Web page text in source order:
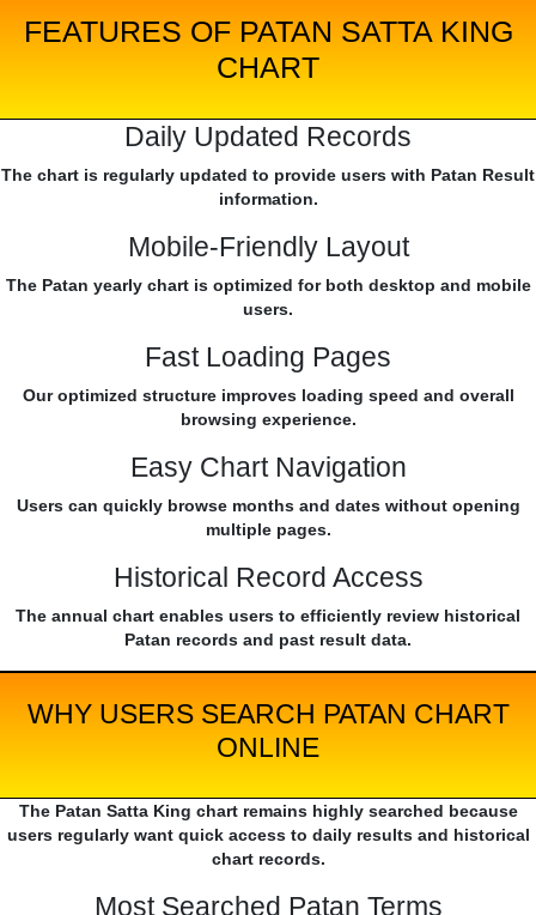
FEATURES OF PATAN SATTA KING
CHART
Daily Updated Records
The chart is regularly updated to provide users with Patan Result
information.
Mobile-Friendly Layout
The Patan yearly chart is optimized for both desktop and mobile
users.
Fast Loading Pages
Our optimized structure improves loading speed and overall
browsing experience.
Easy Chart Navigation
Users can quickly browse months and dates without opening
multiple pages.
Historical Record Access
The annual chart enables users to efficiently review historical
Patan records and past result data.
WHY USERS SEARCH PATAN CHART
ONLINE
The Patan Satta King chart remains highly searched because
users regularly want quick access to daily results and historical
chart records.
Most Searched Patan Terms